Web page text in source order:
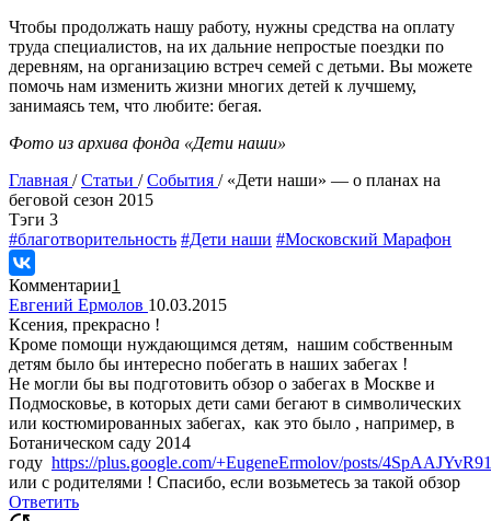
Чтобы продолжать нашу работу, нужны средства на оплату
труда специалистов, на их дальние непростые поездки по
деревням, на организацию встреч семей с детьми. Вы можете
помочь нам изменить жизни многих детей к лучшему,
занимаясь тем, что любите: бегая.
Фото из архива фонда «Дети наши»
Главная /Статьи /События / «Дети наши» — о планах на
беговой сезон 2015
Tэги 3
#благотворительность #Дети наши #Московский Марафон
Комментарии1
Евгений Ермолов 10.03.2015
Ксения, прекрасно !
Кроме помощи нуждающимся детям, нашим собственным
детям было бы интересно побегать в наших забегах !
Не могли бы вы подготовить обзор о забегах в Москве и
Подмосковье, в которых дети сами бегают в символических
или костюмированных забегах, как это было , например, в
Ботаническом саду 2014
году https://plus.google.com/+EugeneErmolov/posts/4SpAAJYvR91
или с родителями ! Спасибо, если возьметесь за такой обзор
Ответить